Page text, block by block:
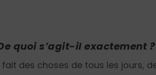
quoi s’agit-il exactement ?
des choses de tous les jours,